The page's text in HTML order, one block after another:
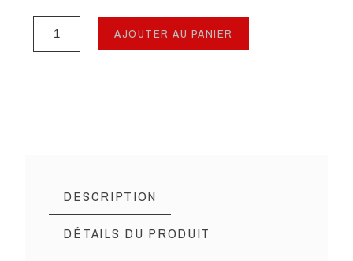
AJOUTER AU PANIER
DESCRIPTION
DÉTAILS DU PRODUIT